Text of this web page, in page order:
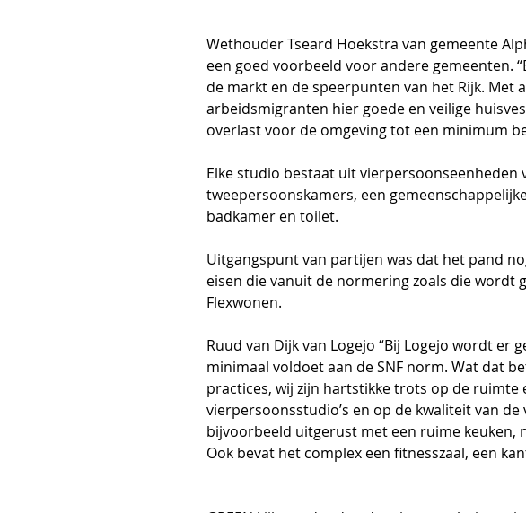
Wethouder Tseard Hoekstra van gemeente
een goed voorbeeld voor andere gemeenten.
de markt en de speerpunten van het Rijk. Met
arbeidsmigranten hier goede en veilige
overlast voor de omgeving tot een minimum
Elke studio bestaat uit vierpersoonseenheden
tweepersoonskamers, een
badkamer en toilet.
Uitgangspunt van partijen was dat het pand
eisen die vanuit de normering zoals die wordt
Flexwonen.
Ruud van Dijk van Logejo “Bij Logejo wordt er
minimaal voldoet aan de SNF norm. Wat dat
practices, wij zijn hartstikke trots op de ruimte
vierpersoonsstudio’s en op de kwaliteit van de
bijvoorbeeld uitgerust met een ruime keuken,
Ook bevat het complex een fitnesszaal, een